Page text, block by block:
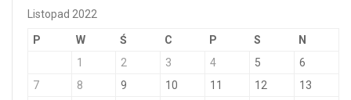
Listopad 2022
P W Ś C P S N
1 2 3 4 5
6
7
8 9 10 11 12
13